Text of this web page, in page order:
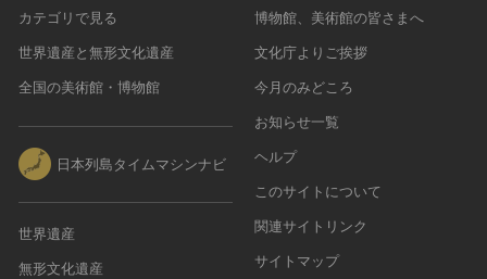
カテゴリで見る
世界遺産と無形文化遺産
全国の美術館・博物館
日本列島タイムマシンナビ
世界遺産
無形文化遺産
博物館、美術館の皆さまへ
文化庁よりご挨拶
今月のみどころ
お知らせ一覧
ヘルプ
このサイトについて
関連サイトリンク
サイトマップ